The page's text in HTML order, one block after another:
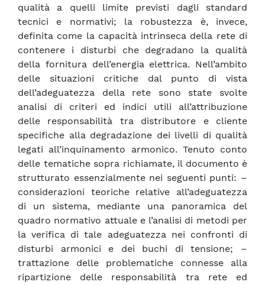
qualità a quelli limite previsti dagli standard
tecnici e normativi; la robustezza è, invece,
definita come la capacità intrinseca della rete di
contenere i disturbi che degradano la qualità
della fornitura dell’energia elettrica. Nell’ambito
delle situazioni critiche dal punto di vista
dell’adeguatezza della rete sono state svolte
analisi di criteri ed indici utili all’attribuzione
delle responsabilità tra distributore e cliente
specifiche alla degradazione dei livelli di qualità
legati all’inquinamento armonico. Tenuto conto
delle tematiche sopra richiamate, il documento è
strutturato essenzialmente nei seguenti punti: –
considerazioni teoriche relative all’adeguatezza
di un sistema, mediante una panoramica del
quadro normativo attuale e l’analisi di metodi per
la verifica di tale adeguatezza nei confronti di
disturbi armonici e dei buchi di tensione; –
trattazione delle problematiche connesse alla
ripartizione delle responsabilità tra rete ed